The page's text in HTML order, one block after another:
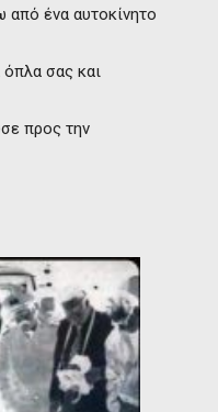
ένα αυτοκίνητο
σας και
προς την